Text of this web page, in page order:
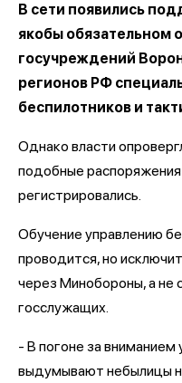
В сети появились
якобы обязательном
госучреждений
регионов РФ
беспилотников и
Однако власти
подобные распоряжения
регистрировались.
Обучение управлению
проводится, но
через Минобороны, а не
госслужащих.
- В погоне за вниманием
выдумывают небылицы